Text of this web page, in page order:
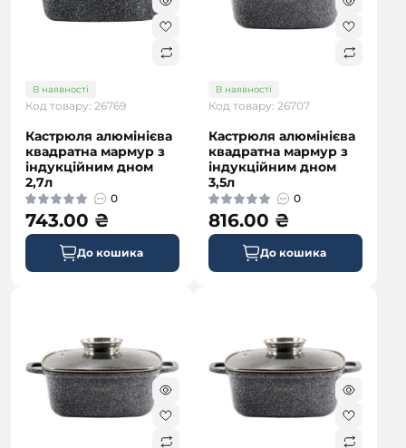
В наявності
Код товару: 26769
Кастрюля алюмінієва
квадратна мармур з
індукційним дном
2,7л
0
743.00 ₴
До кошика
В наявності
Код товару: 26707
Кастрюля алюмінієва
квадратна мармур з
індукційним дном
3,5л
0
816.00 ₴
До кошика